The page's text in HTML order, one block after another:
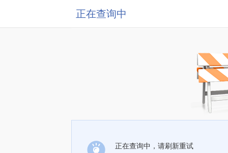
正在查询中
正在查询中，请刷新重试